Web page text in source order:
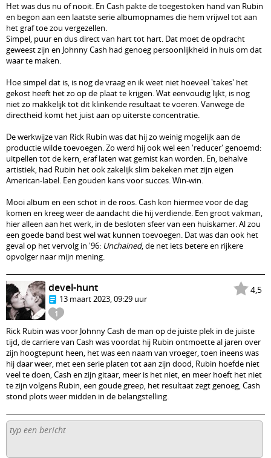
Het was dus nu of nooit. En Cash pakte de toegestoken hand van Rubin
en begon aan een laatste serie albumopnames die hem vrijwel tot aan
het graf toe zou vergezellen.
Simpel, puur en dus direct van hart tot hart. Dat moet de opdracht
geweest zijn en Johnny Cash had genoeg persoonlijkheid in huis om dat
waar te maken.
Hoe simpel dat is, is nog de vraag en ik weet niet hoeveel 'takes' het
gekost heeft het zo op de plaat te krijgen. Wat eenvoudig lijkt, is nog
niet zo makkelijk tot dit klinkende resultaat te voeren. Vanwege de
directheid komt het juist aan op uiterste concentratie.
De werkwijze van Rick Rubin was dat hij zo weinig mogelijk aan de
productie wilde toevoegen. Zo werd hij ook wel een 'reducer' genoemd:
uitpellen tot de kern, eraf laten wat gemist kan worden. En, behalve
artistiek, had Rubin het ook zakelijk slim bekeken met zijn eigen
American-label. Een gouden kans voor succes. Win-win.
Mooi album en een schot in de roos. Cash kon hiermee voor de dag
komen en kreeg weer de aandacht die hij verdiende. Een groot vakman,
hier alleen aan het werk, in de besloten sfeer van een huiskamer. Al zou
een goede band best wel wat kunnen toevoegen. Dat was dan ook het
geval op het vervolg in '96: Unchained, de net iets betere en rijkere
opvolger naar mijn mening.
4,5
1
devel-hunt
13 maart 2023, 09:29 uur
Rick Rubin was voor Johnny Cash de man op de juiste plek in de juiste
tijd, de carriere van Cash was voordat hij Rubin ontmoette al jaren over
zijn hoogtepunt heen, het was een naam van vroeger, toen ineens was
hij daar weer, met een serie platen tot aan zijn dood, Rubin hoefde niet
veel te doen, Cash en zijn gitaar, meer is het niet, en meer hoeft het niet
te zijn volgens Rubin, een goude greep, het resultaat zegt genoeg, Cash
stond plots weer midden in de belangstelling.